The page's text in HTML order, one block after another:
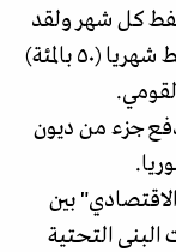
كل شهر ولقد
ارتفعت هذه الكمية إلى ٣ ملايين برميل نفط شهريا (٥٠ بالمئة)
جزء من ديون
بين
التحتية